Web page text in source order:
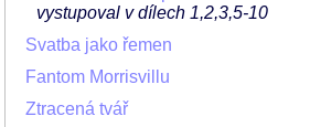
vystupoval v dílech 1,2,3,5-10
Svatba jako řemen
Fantom Morrisvillu
Ztracená tvář